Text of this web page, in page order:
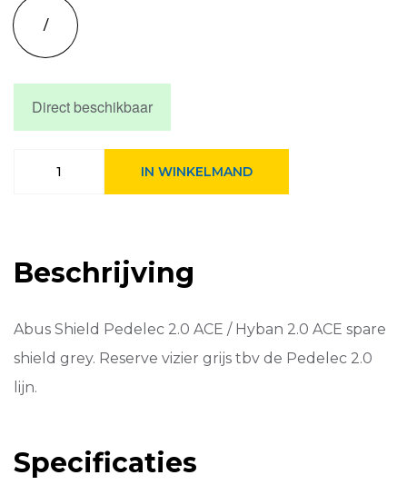
/
Direct beschikbaar
ACE
spare
Smoke
aantal
IN WINKELMAND
Beschrijving
Abus Shield Pedelec 2.0 ACE / Hyban 2.0 ACE spare
shield grey. Reserve vizier grijs tbv de Pedelec 2.0
lijn.
Specificaties